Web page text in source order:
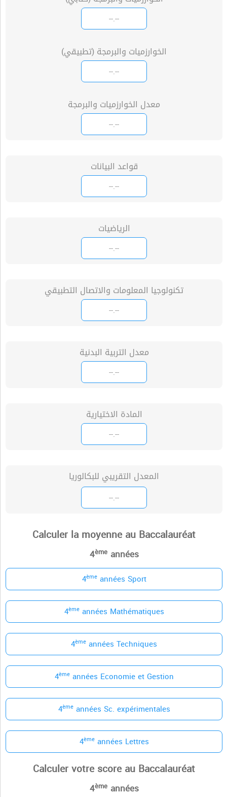
الخوارزميات والبرمجة (تطبيقي)
معدل الخوارزميات والبرمجة
قواعد البيانات
الرياضيات
تكنولوجيا المعلومات والاتصال التطبيقي
معدل التربية البدنية
المادة الاختيارية
المعدل التقريبي للبكالوريا
Calculer la moyenne au Baccalauréat
4èmeannées
4èmeannées Sport
4èmeannées Mathématiques
4ème années Techniques
4èmeannées Economie et Gestion
4èmeannées Sc. expérimentales
4èmeannées Lettres
Calculer votre score au Baccalauréat
4èmeannées